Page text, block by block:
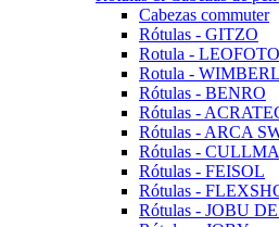
Cabezas commuter
Rótulas - GITZO
Rotula - LEOFOTO
Rotula -
Rótulas - BENRO
Rótulas -
Rótulas - ARCA
Rótulas -
Rótulas - FEISOL
Rótulas -
Rótulas - JOBU